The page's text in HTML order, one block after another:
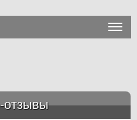
отзывы